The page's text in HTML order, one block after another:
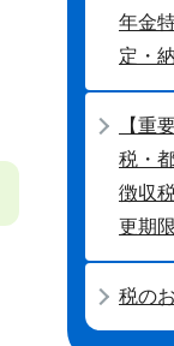
年金
定・
【重
税・
徴収
更期限
税の